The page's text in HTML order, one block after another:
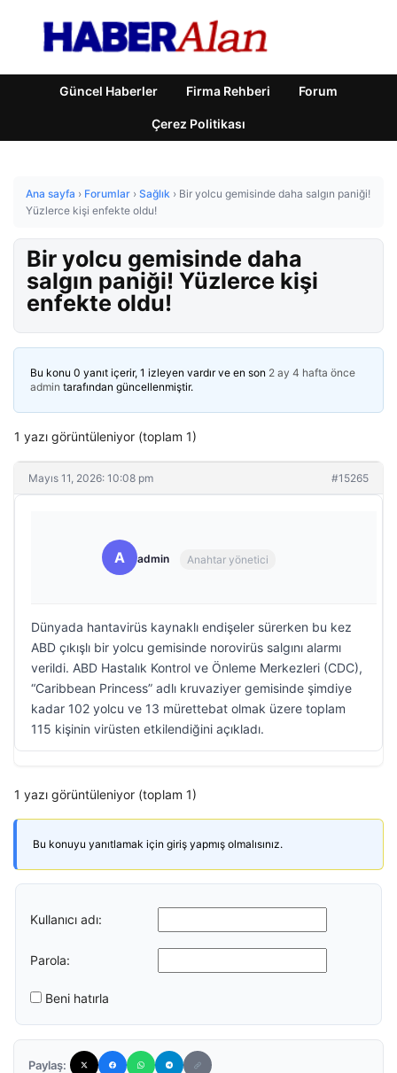
Güncel Haberler Firma Rehberi Forum
Çerez Politikası
Ana sayfa › Forumlar › Sağlık › Bir yolcu gemisinde daha salgın paniği!
Yüzlerce kişi enfekte oldu!
Bir yolcu gemisinde daha
salgın paniği! Yüzlerce kişi
enfekte oldu!
Bu konu 0 yanıt içerir, 1 izleyen vardır ve en son 2 ay 4 hafta önce
admin tarafından güncellenmiştir.
1 yazı görüntüleniyor (toplam 1)
Mayıs 11, 2026: 10:08 pm #15265
A admin Anahtar yönetici
Dünyada hantavirüs kaynaklı endişeler sürerken bu kez
ABD çıkışlı bir yolcu gemisinde norovirüs salgını alarmı
verildi. ABD Hastalık Kontrol ve Önleme Merkezleri (CDC),
“Caribbean Princess” adlı kruvaziyer gemisinde şimdiye
kadar 102 yolcu ve 13 mürettebat olmak üzere toplam
115 kişinin virüsten etkilendiğini açıkladı.
1 yazı görüntüleniyor (toplam 1)
Bu konuyu yanıtlamak için giriş yapmış olmalısınız.
Kullanıcı adı:
Parola:
Beni hatırla
Paylaş: